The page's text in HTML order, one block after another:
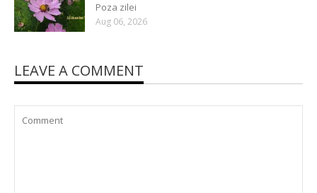
Poza zilei
Aug 06, 2026
LEAVE A COMMENT